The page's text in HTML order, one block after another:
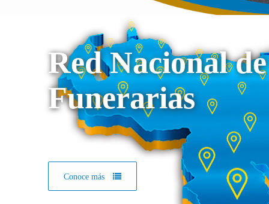
Red Nacional de
Funerarias
Conoce más